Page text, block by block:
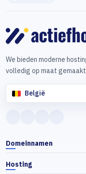
We bieden moderne
volledig op maat
België
Domeinnamen
Hosting